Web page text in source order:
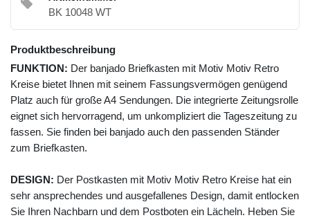
BK 10048 WT
Produktbeschreibung
FUNKTION: Der banjado Briefkasten mit Motiv Motiv Retro
Kreise bietet Ihnen mit seinem Fassungsvermögen genügend
Platz auch für große A4 Sendungen. Die integrierte Zeitungsrolle
eignet sich hervorragend, um unkompliziert die Tageszeitung zu
fassen. Sie finden bei banjado auch den passenden Ständer
zum Briefkasten.
DESIGN: Der Postkasten mit Motiv Motiv Retro Kreise hat ein
sehr ansprechendes und ausgefallenes Design, damit entlocken
Sie Ihren Nachbarn und dem Postboten ein Lächeln. Heben Sie